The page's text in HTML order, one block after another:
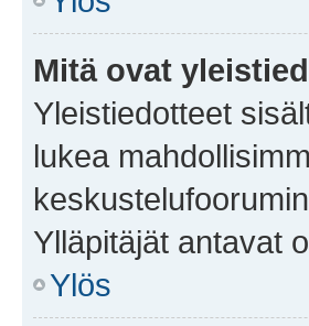
Mitä ovat
Yleistiedotteet
lukea
Ylläpitäjät antavat
Ylös